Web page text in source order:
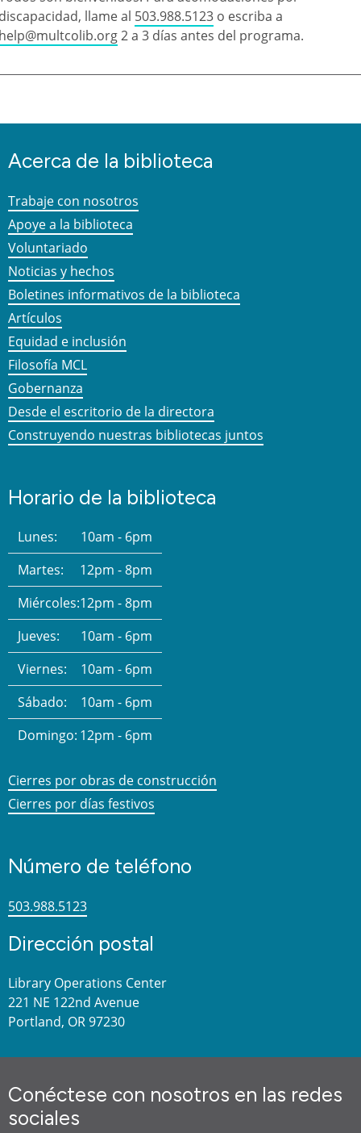
llame al 503.988.5123 o escriba a
2 a 3 días antes del programa.
Acerca de la biblioteca
Trabaje con nosotros
Apoye a la biblioteca
Voluntariado
Noticias y hechos
Boletines informativos de la biblioteca
Artículos
Equidad e inclusión
Filosofía MCL
Gobernanza
Desde el escritorio de la directora
Construyendo nuestras bibliotecas juntos
Horario de la biblioteca
Lunes:
10am - 6pm
Martes:
12pm - 8pm
Miércoles:12pm - 8pm
Jueves:
10am - 6pm
Viernes:
10am - 6pm
Sábado:
10am - 6pm
Domingo: 12pm - 6pm
Cierres por obras de construcción
Cierres por días festivos
Número de teléfono
503.988.5123
Dirección postal
Library Operations Center
221 NE 122nd Avenue
Portland, OR 97230
Conéctese con nosotros en las redes
sociales